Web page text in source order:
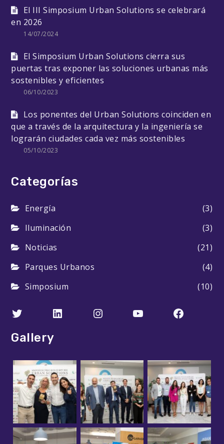
El III Simposium Urban Solutions se celebrará
en 2026
14/07/2024
El Simposium Urban Solutions cierra sus
puertas tras exponer las soluciones urbanas más
sostenibles y eficientes
06/10/2023
Los ponentes del Urban Solutions coinciden en
que a través de la arquitectura y la ingeniería se
lograrán ciudades cada vez más sostenibles
05/10/2023
Categorías
Energía
(3)
Iluminación
(3)
Noticias
(21)
Parques Urbanos
(4)
Simposium
(10)
TwitterLinkedInInstagramYouTube
Gallery